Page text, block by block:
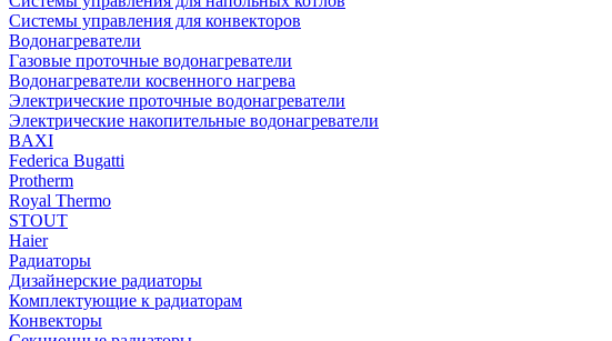
Системы управления для конвекторов
Водонагреватели
Газовые проточные водонагреватели
Водонагреватели косвенного нагрева
Электрические проточные водонагреватели
Электрические накопительные водонагреватели
BAXI
Federica Bugatti
Protherm
Royal Thermo
STOUT
Haier
Радиаторы
Дизайнерские радиаторы
Комплектующие к радиаторам
Конвекторы